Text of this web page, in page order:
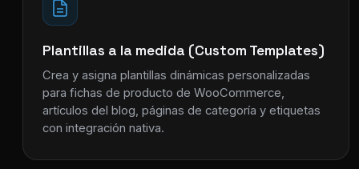
Plantillas a la medida (Custom Templates)
Crea y asigna plantillas dinámicas personalizadas
para fichas de producto de WooCommerce,
artículos del blog, páginas de categoría y etiquetas
con integración nativa.